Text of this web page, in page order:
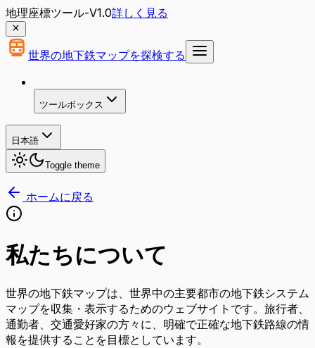
地理座標ツール-V1.0詳しく見る
世界の地下鉄マップを探検する
ツールボックス
日本語
Toggle theme
ホームに戻る
私たちについて
世界の地下鉄マップは、世界中の主要都市の地下鉄システム
マップを収集・表示するためのウェブサイトです。旅行者、
通勤者、交通愛好家の方々に、明確で正確な地下鉄路線の情
報を提供することを目標としています。